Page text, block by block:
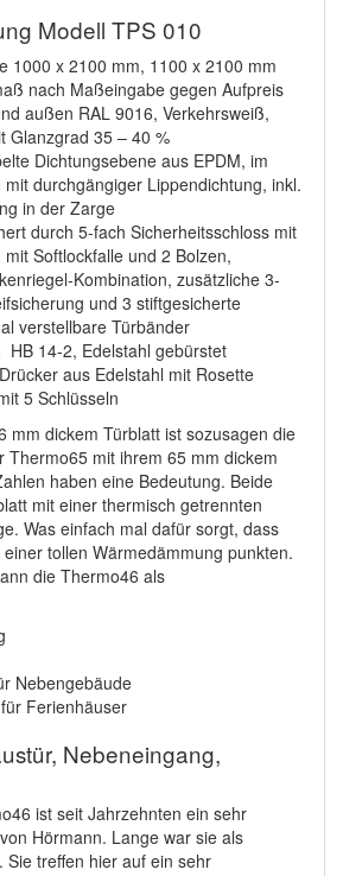
Modell TPS 010
1000 x 2100 mm, 1100 x 2100 mm
nach Maßeingabe gegen Aufpreis
außen RAL 9016, Verkehrsweiß,
Glanzgrad 35 – 40 %
Dichtungsebene aus EPDM, im
mit durchgängiger Lippendichtung, inkl.
in der Zarge
durch 5-fach Sicherheitsschloss mit
mit Softlockfalle und 2 Bolzen,
Kombination, zusätzliche 3-
und 3 stiftgesicherte
verstellbare Türbänder
HB 14-2, Edelstahl gebürstet
aus Edelstahl mit Rosette
5 Schlüsseln
mm dickem Türblatt ist sozusagen die
Thermo65 mit ihrem 65 mm dickem
haben eine Bedeutung. Beide
mit einer thermisch getrennten
Was einfach mal dafür sorgt, dass
tollen Wärmedämmung punkten.
die Thermo46 als
Nebengebäude
Ferienhäuser
Nebeneingang,
ist seit Jahrzehnten ein sehr
Hörmann. Lange war sie als
treffen hier auf ein sehr